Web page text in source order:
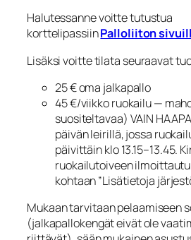
Halutessanne voitte tutustua
korttelipassiinPalloliiton
Lisäksi voitte tilata seuraavat
25 € oma jalkapallo
45 €/viikko ruokailu —
suositeltavaa) VAIN
päivän leirillä, jossa
päivittäin klo 13.15–13.45.
ruokailutoiveen
kohtaan ”Lisätietoja
Mukaan tarvitaan pelaamiseen
(jalkapallokengät eivät ole